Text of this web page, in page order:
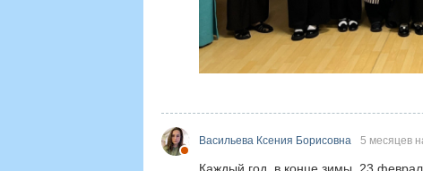
Васильева Ксения Борисовна 5 месяцев